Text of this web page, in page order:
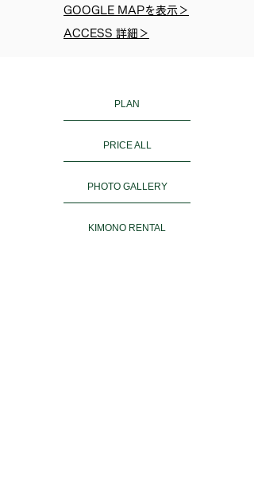
GOOGLE MAPを表示＞
ACCESS 詳細＞
PLAN
PRICE ALL
PHOTO GALLERY
KIMONO RENTAL